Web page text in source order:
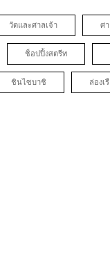
วัดและศาลเจ้า ศา
ช็อปปิ้งสตรีท
ชินไซบาชิ ล่องเ